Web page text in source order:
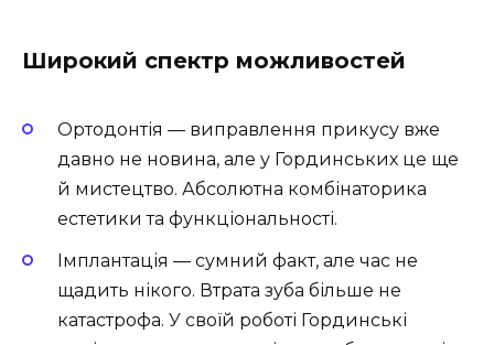
Широкий спектр можливостей
Ортодонтія — виправлення прикусу вже
давно не новина, але у Гординських це ще
й мистецтво. Абсолютна комбінаторика
естетики та функціональності.
Імплантація — сумний факт, але час не
щадить нікого. Втрата зуба більше не
катастрофа. У своїй роботі Гординські